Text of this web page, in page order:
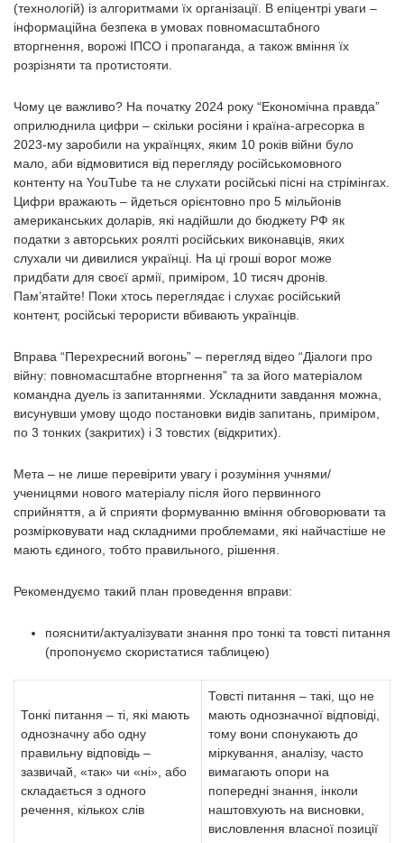
(технологій) із алгоритмами їх організації. В епіцентрі уваги –
інформаційна безпека в умовах повномасштабного
вторгнення, ворожі ІПСО і пропаганда, а також вміння їх
розрізняти та протистояти.
Чому це важливо? На початку 2024 року “Економічна правда”
оприлюднила цифри – скільки росіяни і країна-агресорка в
2023-му заробили на українцях, яким 10 років війни було
мало, аби відмовитися від перегляду російськомовного
контенту на YouTube та не слухати російські пісні на стрімінгах.
Цифри вражають – йдеться орієнтовно про 5 мільйонів
американських доларів, які надійшли до бюджету РФ як
податки з авторських роялті російських виконавців, яких
слухали чи дивилися українці. На ці гроші ворог може
придбати для своєї армії, приміром, 10 тисяч дронів.
Пам’ятайте! Поки хтось переглядає і слухає російський
контент, російські терористи вбивають українців.
Вправа “Перехресний вогонь” – перегляд відео “Діалоги про
війну: повномасштабне вторгнення” та за його матеріалом
командна дуель із запитаннями. Ускладнити завдання можна,
висунувши умову щодо постановки видів запитань, приміром,
по 3 тонких (закритих) і 3 товстих (відкритих).
Мета – не лише перевірити увагу і розуміння учнями/
ученицями нового матеріалу після його первинного
сприйняття, а й сприяти формуванню вміння обговорювати та
розмірковувати над складними проблемами, які найчастіше не
мають єдиного, тобто правильного, рішення.
Рекомендуємо такий план проведення вправи:
пояснити/актуалізувати знання про тонкі та товсті питання
(пропонуємо скористатися таблицею)
Тонкі питання – ті, які мають
однозначну або одну
правильну відповідь –
зазвичай, «так» чи «ні», або
складається з одного
речення, кількох слів
Товсті питання – такі, що не
мають однозначної відповіді,
тому вони спонукають до
міркування, аналізу, часто
вимагають опори на
попередні знання, інколи
наштовхують на висновки,
висловлення власної позиції